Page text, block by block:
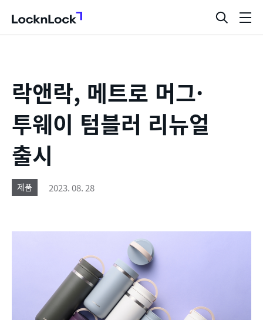
LocknLock
검
색
락앤락, 메트로 머그·
투웨이 텀블러 리뉴얼
출시
제품 2023. 08. 28